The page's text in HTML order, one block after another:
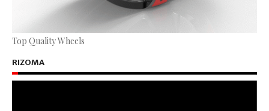
Top Quality Wheels
RIZOMA